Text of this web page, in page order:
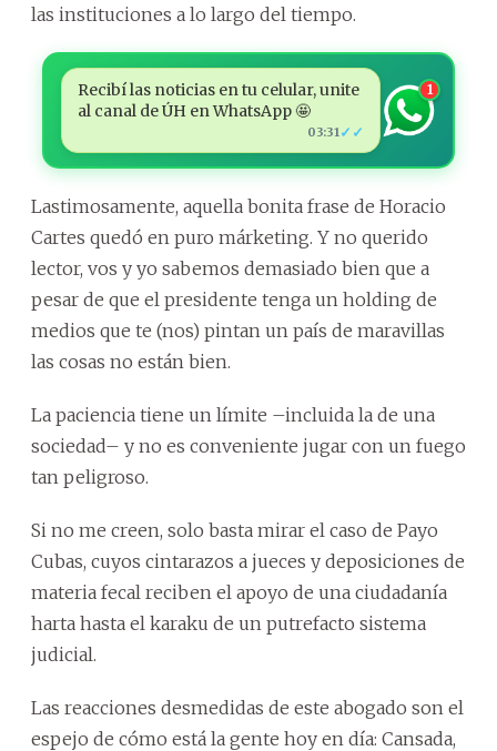
las instituciones a lo largo del tiempo.
Recibí las noticias en tu celular, unite
al canal de ÚH en WhatsApp 🤩
03:31✓✓
1
Lastimosamente, aquella bonita frase de Horacio
Cartes quedó en puro márketing. Y no querido
lector, vos y yo sabemos demasiado bien que a
pesar de que el presidente tenga un holding de
medios que te (nos) pintan un país de maravillas
las cosas no están bien.
La paciencia tiene un límite –incluida la de una
sociedad– y no es conveniente jugar con un fuego
tan peligroso.
Si no me creen, solo basta mirar el caso de Payo
Cubas, cuyos cintarazos a jueces y deposiciones de
materia fecal reciben el apoyo de una ciudadanía
harta hasta el karaku de un putrefacto sistema
judicial.
Las reacciones desmedidas de este abogado son el
espejo de cómo está la gente hoy en día: Cansada,